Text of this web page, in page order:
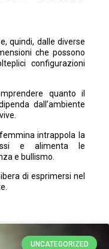
quindi, dalle diverse
che possono
configurazioni
quanto il
dall’ambiente
intrappola la
e alimenta le
e bullismo.
di esprimersi nel
UNCATEGORIZED